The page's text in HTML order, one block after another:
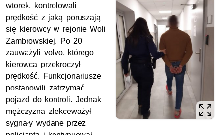
wtorek, kontrolowali
prędkość z jaką poruszają
się kierowcy w rejonie Woli
Zambrowskiej. Po 20
zauważyli volvo, którego
kierowca przekroczył
prędkość. Funkcjonariusze
postanowili zatrzymać
pojazd do kontroli. Jednak
mężczyzna zlekceważył
sygnały wydane przez